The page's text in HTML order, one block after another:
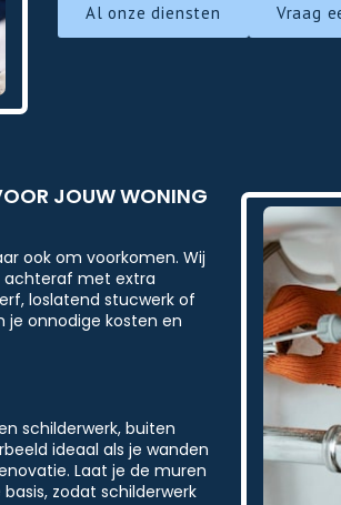
Al onze diensten Vraag
JOUW WONING
ook om voorkomen. Wij
achteraf met extra
loslatend stucwerk of
je onnodige kosten en
schilderwerk, buiten
ideaal als je wanden
Laat je de muren
zodat schilderwerk